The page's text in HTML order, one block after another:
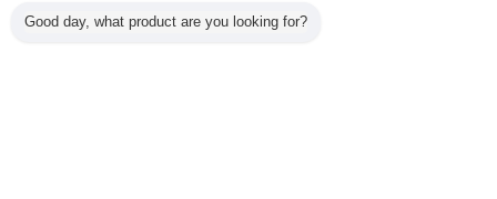
Good day, what product are you looking for?